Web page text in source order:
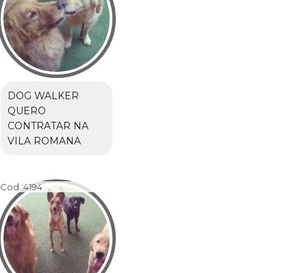
DOG WALKER
QUERO
CONTRATAR NA
VILA ROMANA
Cod.:4194